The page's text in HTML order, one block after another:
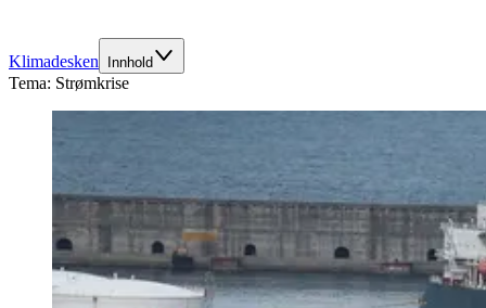
Klimadesken Innhold
Tema: Strømkrise